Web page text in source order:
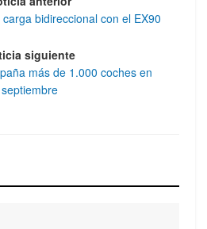
bidireccional con el EX90
siguiente
más de 1.000 coches en
septiembre